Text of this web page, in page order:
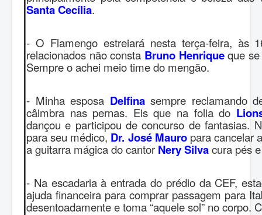
Santa Cecília.
- O Flamengo estreiará nesta terça-feira, às
relacionados não consta Bruno Henriqueque se
Sempre o achei meio time do mengão.
- Minha esposa Delfinasempre reclamando
câimbra nas pernas. Eis que na folia do
dançou e participou de concurso de fantasias.
para seu médico, Dr. José Mauropara cancelar
a guitarra mágica do cantor Nery Silvacura pés
- Na escadaria à entrada do prédio da CEF,
ajuda financeira para comprar passagem para
desentoadamente e toma “aquele sol” no corpo.